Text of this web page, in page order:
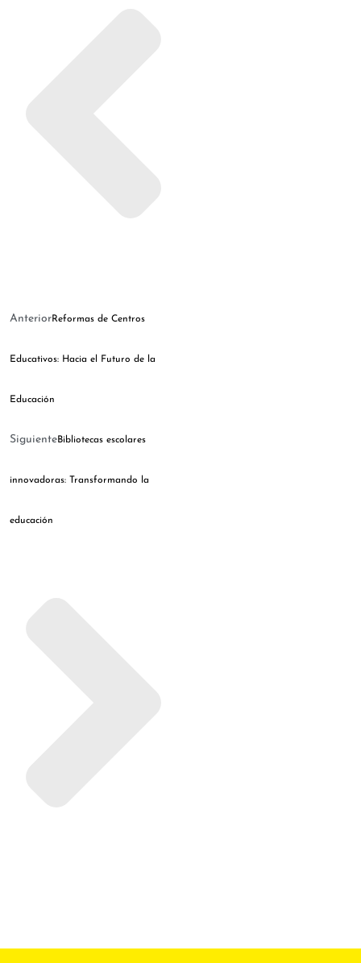
AnteriorReformas de Centros
Educativos: Hacia el Futuro de la
Educación
SiguienteBibliotecas escolares
innovadoras: Transformando la
educación